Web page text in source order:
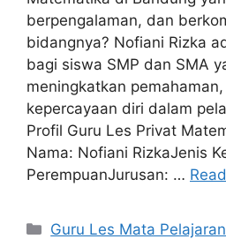
berpengalaman, dan
bidangnya? Nofiani Rizka
bagi siswa SMP dan SMA
meningkatkan
kepercayaan diri dalam
Profil Guru Les Privat
Nama: Nofiani RizkaJenis
PerempuanJurusan: …
Categories
Guru Les Mata